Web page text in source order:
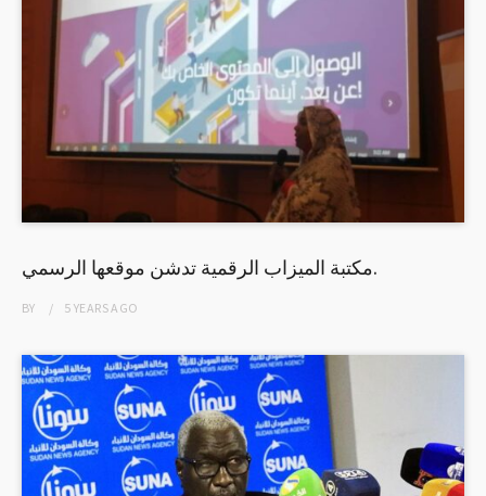
مكتبة الميزاب الرقمية تدشن موقعها الرسمي.
BY 5 YEARSAGO